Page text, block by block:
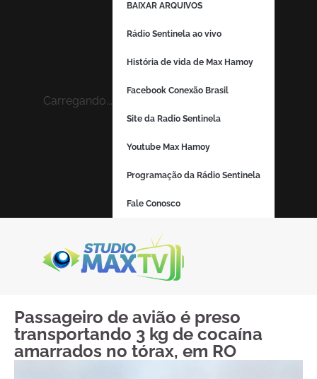
Carregando...
BAIXAR ARQUIVOS
Rádio Sentinela ao vivo
História de vida de Max Hamoy
Facebook Conexão Brasil
Site da Radio Sentinela
Youtube Max Hamoy
Programação da Rádio Sentinela
Fale Conosco
Passageiro de avião é preso
transportando 3 kg de cocaína
amarrados no tórax, em RO